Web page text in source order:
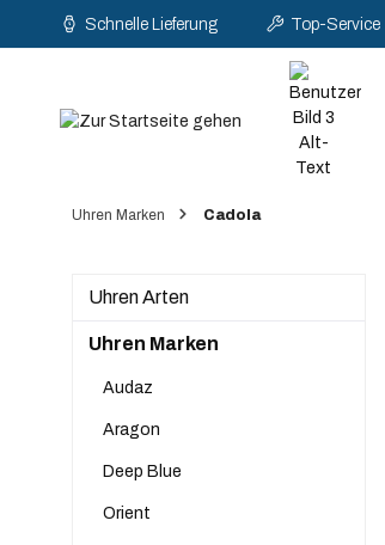
Zur Hauptnavigation springen
Schnelle Lieferung Top-Service
Uhren Marken Cadola
Uhren Arten
Uhren Marken
Audaz
Aragon
Deep Blue
Orient